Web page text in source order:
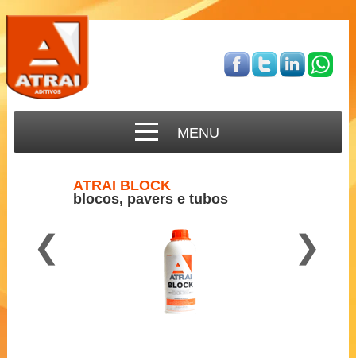
MENU
ATRAI BLOCK
blocos, pavers e tubos
❮ ❯